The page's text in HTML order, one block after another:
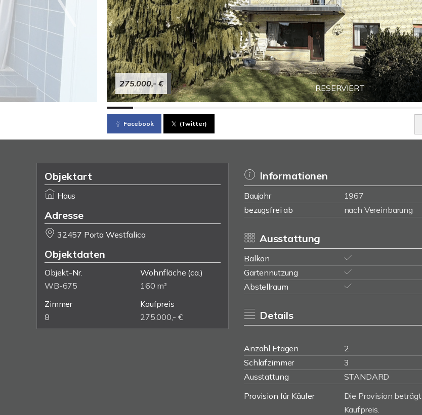
RESERVIERT
275.000,- €
Facebook (Twitter)
Objektart
Haus
Adresse
32457 Porta Westfalica
Objektdaten
Objekt-Nr.
WB-675
Wohnfläche (ca.)
160 m²
Zimmer
8
Kaufpreis
275.000,- €
Informationen
Baujahr 1967
bezugsfrei ab
nach Vereinbarung
Ausstattung
Balkon
Gartennutzung
Abstellraum
Details
Anzahl Etagen 2
Schlafzimmer
3
Ausstattung
STANDARD
Provision für Käufer
Die Provision
Kaufpreis.